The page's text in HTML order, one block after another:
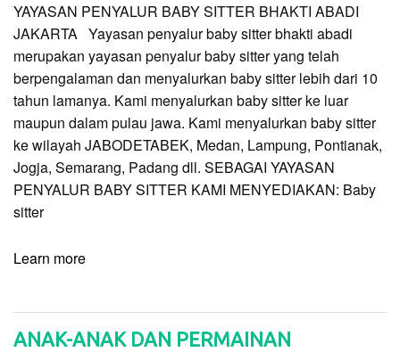
YAYASAN PENYALUR BABY SITTER BHAKTI ABADI
JAKARTA Yayasan penyalur baby sitter bhakti abadi
merupakan yayasan penyalur baby sitter yang telah
berpengalaman dan menyalurkan baby sitter lebih dari 10
tahun lamanya. Kami menyalurkan baby sitter ke luar
maupun dalam pulau jawa. Kami menyalurkan baby sitter
ke wilayah JABODETABEK, Medan, Lampung, Pontianak,
Jogja, Semarang, Padang dll. SEBAGAI YAYASAN
PENYALUR BABY SITTER KAMI MENYEDIAKAN: Baby
sitter
Learn more
ANAK-ANAK DAN PERMAINAN